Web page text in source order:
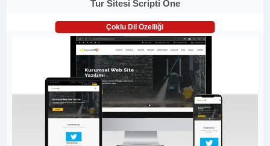
Tur Sitesi Scripti One
Çoklu Dil Özelliği